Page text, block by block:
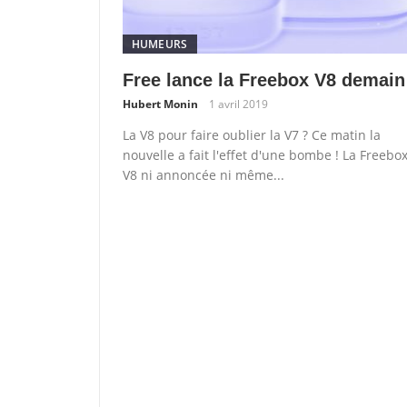
HUMEURS
Free lance la Freebox V8 demain
Hubert Monin 1 avril 2019
La V8 pour faire oublier la V7 ? Ce matin la
nouvelle a fait l'effet d'une bombe ! La Freebox
V8 ni annoncée ni même...